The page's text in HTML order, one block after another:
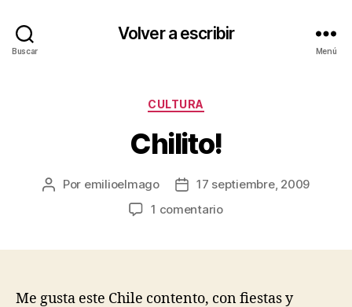
Buscar
Volver a escribir
Menú
Categorías
CULTURA
Chilito!
Autor
Por emilioelmago
Fecha17 septiembre, 2009
1 comentarioen
Me gusta este Chile contento, con fiestas y